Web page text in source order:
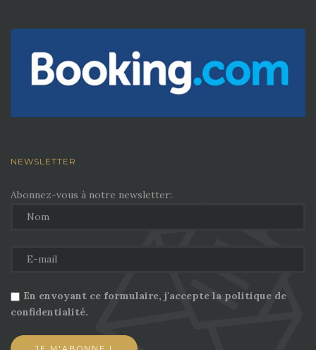
NEWSLETTER
Abonnez-vous à notre newsletter:
En envoyant ce formulaire, j'accepte la politique de
confidentialité.